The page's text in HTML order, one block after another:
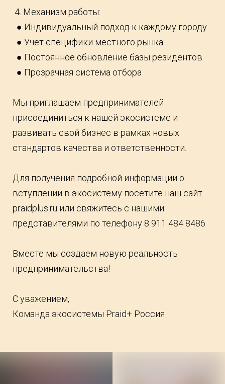
4. Механизм работы:
● Индивидуальный подход к каждому городу
● Учет специфики местного рынка
● Постоянное обновление базы резидентов
● Прозрачная система отбора
Мы приглашаем предпринимателей
присоединиться к нашей экосистеме и
развивать свой бизнес в рамках новых
стандартов качества и ответственности.
Для получения подробной информации о
вступлении в экосистему посетите наш сайт
praidplus.ru или свяжитесь с нашими
представителями по телефону 8 911 484 8486
Вместе мы создаем новую реальность
предпринимательства!
С уважением,
Команда экосистемы Praid+ Россия